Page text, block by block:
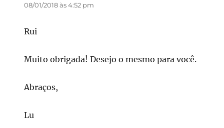
08/01/2018 às 4:52 pm
Rui
Muito obrigada! Desejo o mesmo para você.
Abraços,
Lu